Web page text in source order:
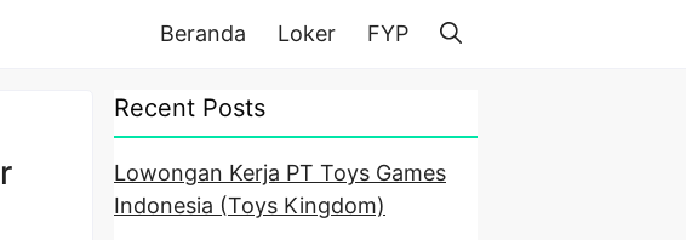
Beranda Loker FYP
Recent Posts
Lowongan Kerja PT Toys Games
Indonesia (Toys Kingdom)